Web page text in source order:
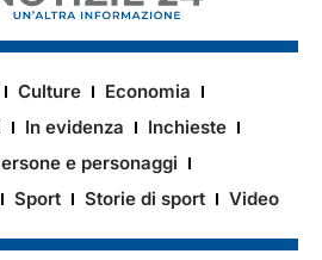
Culture
Economia
In evidenza
Inchieste
e personaggi
Sport Storie di sport Video